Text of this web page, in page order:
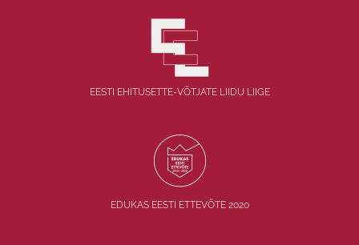
EESTI EHITUSETTE-VÕTJATE LIIDU LIIGE
EDUKAS EESTI ETTEVÕTE 2020